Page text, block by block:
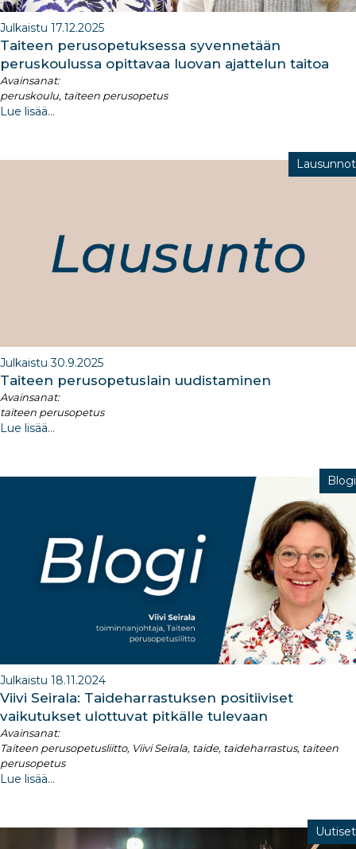
Julkaistu 17.12.2025
Taiteen perusopetuksessa syvennetään
peruskoulussa opittavaa luovan ajattelun taitoa
Avainsanat:
peruskoulu, taiteen perusopetus
Lue lisää...
Lausunnot
Julkaistu 30.9.2025
Taiteen perusopetuslain uudistaminen​
Avainsanat:
taiteen perusopetus
Lue lisää...
Blogi
Julkaistu 18.11.2024
Viivi Seirala: Taideharrastuksen positiiviset
vaikutukset ulottuvat pitkälle tulevaan
Avainsanat:
Taiteen perusopetusliitto, Viivi Seirala, taide, taideharrastus, taiteen
perusopetus
Lue lisää...
Uutiset